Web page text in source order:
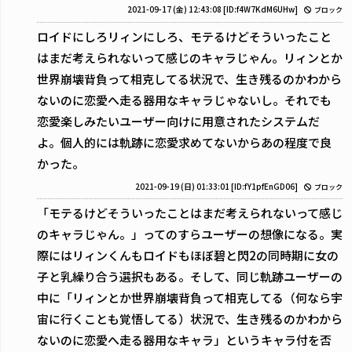
2021-09-17 (金) 12:43:08 [ID:f4W7KdM6UHw] ブロック
ロイドにしろリィンにしろ、モテるけどそういったこと
はまだ考えられないって感じのキャラじゃん。リィンとか
世界崩壊背負って相克してる状況で、生き残るのかわから
ないのに恋愛へ走る器用なキャラじゃないし。それでも
恋愛楽しみたいユーザー向けに用意されたシステムだ
よ。個人的には軌跡に恋愛求めてないからあの程度で良
かった。
2021-09-19 (日) 01:33:01 [ID:fY1pfEnGD06] ブロック
「モテるけどそういったことはまだ考えられないって感じ
のキャラじゃん。」ってのすらユーザーの想像になる。実
際にはリィンくんもロイドもほぼ碧と閃2の同時期に女の
子と乳繰り合う選択もある。そして、同じ軌跡ユーザーの
中に「リィンとか世界崩壊背負って相克してる（何なら宇
宙に行くことも覚悟してる）状況で、生き残るのかわから
ないのに恋愛へ走る器用なキャラ」というキャラ付を否